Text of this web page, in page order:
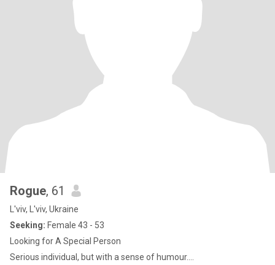
Rogue, 61
L'viv, L'viv, Ukraine
Seeking: Female 43 - 53
Looking for A Special Person
Serious individual, but with a sense of humour....